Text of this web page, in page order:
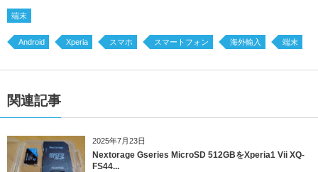
端末
Android Xperia スマホ スマートフォン 海外輸入 端末
関連記事
2025年7月23日
Nextorage Gseries MicroSD 512GBをXperia1 Vii XQ-
FS44...